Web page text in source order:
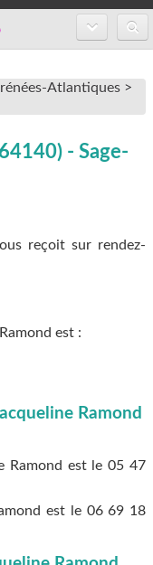
Atlantiques >
- Sage-
reçoit sur rendez-
est :
Ramond
Ramond est le05 47
est le 06 69 18